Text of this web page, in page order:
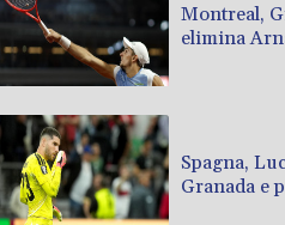
Montreal,
elimina
Spagna,
Granada e